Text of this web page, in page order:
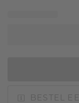
BESTEL